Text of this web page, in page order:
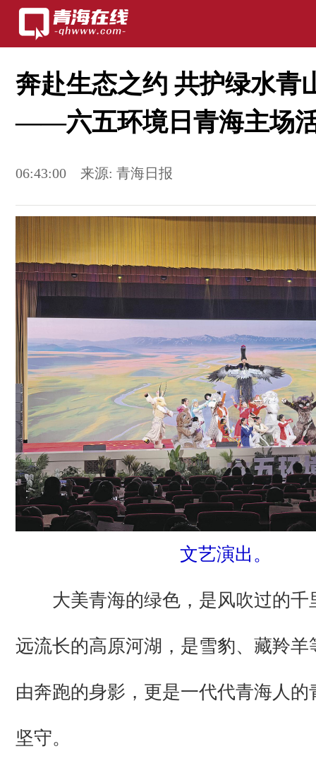
奔赴生态之约 共护绿水青
——六五环境日青海主场
06:43:00 来源:青海日报
文艺演出。
大美青海的绿色，是风吹过的千
远流长的高原河湖，是雪豹、藏羚羊
由奔跑的身影，更是一代代青海人的
坚守。